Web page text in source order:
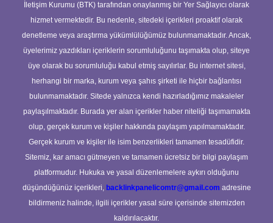
İletişim Kurumu (BTK) tarafından onaylanmış bir Yer Sağlayıcı olarak
hizmet vermektedir. Bu nedenle, sitedeki içerikleri proaktif olarak
denetleme veya araştırma yükümlülüğümüz bulunmamaktadır. Ancak,
üyelerimiz yazdıkları içeriklerin sorumluluğunu taşımakta olup, siteye
üye olarak bu sorumluluğu kabul etmiş sayılırlar. Bu internet sitesi,
herhangi bir marka, kurum veya şahıs şirketi ile hiçbir bağlantısı
bulunmamaktadır. Sitede yalnızca kendi hazırladığımız makaleler
paylaşılmaktadır. Burada yer alan içerikler haber niteliği taşımamakta
olup, gerçek kurum ve kişiler hakkında paylaşım yapılmamaktadır.
Gerçek kurum ve kişiler ile isim benzerlikleri tamamen tesadüfidir.
Sitemiz, kar amacı gütmeyen ve tamamen ücretsiz bir bilgi paylaşım
platformudur. Hukuka ve yasal düzenlemelere aykırı olduğunu
düşündüğünüz içerikleri, backlinkpanelicomtr@gmail.com adresine
bildirmeniz halinde, ilgili içerikler yasal süre içerisinde sitemizden
kaldırılacaktır.